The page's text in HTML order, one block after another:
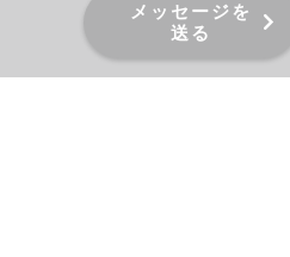
メッセージを
送る